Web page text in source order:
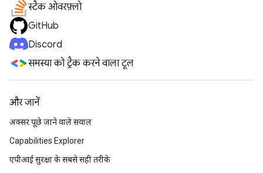
स्टैक ओवरफ़्लो
GitHub
Discord
समस्या को ट्रैक करने वाला टूल
और जानें
अक्सर पूछे जाने वाले सवाल
Capabilities Explorer
एपीआई सुरक्षा के सबसे सही तरीके